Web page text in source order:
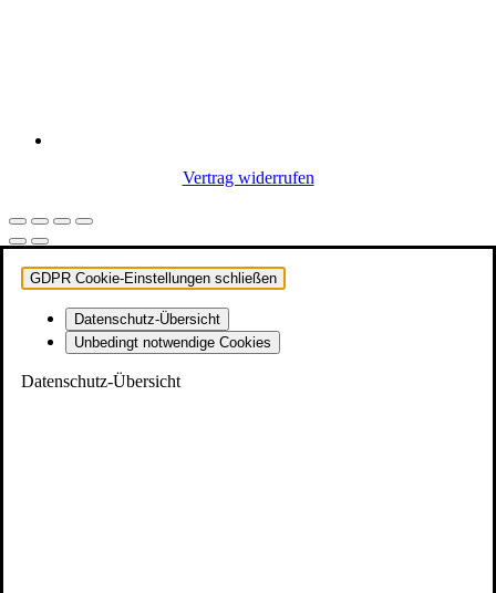
Vertrag widerrufen
GDPR Cookie-Einstellungen schließen
Datenschutz-Übersicht
Unbedingt notwendige Cookies
Datenschutz-Übersicht